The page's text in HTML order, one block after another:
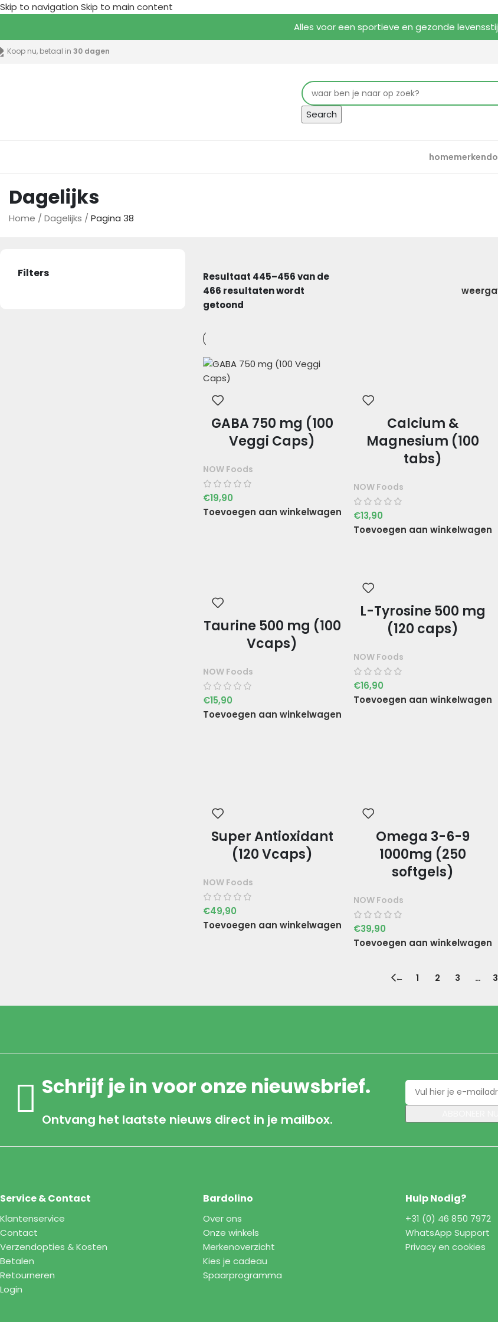
Skip to navigation Skip to main content
Alles voor een sportieve en gezonde
Koop nu, betaal in 30 dagen
Search
homemerken
Dagelijks
Home / Dagelijks / Pagina 38
Filters
Resultaat 445–456 van de
466 resultaten wordt
getoond
GABA 750 mg (100
Veggi Caps)
NOW Foods
€19,90
Toevoegen aan winkelwagen
Calcium &
Magnesium (100
tabs)
NOW Foods
€13,90
Toevoegen aan winkelwagen
Taurine 500 mg (100
Vcaps)
NOW Foods
€15,90
Toevoegen aan winkelwagen
L-Tyrosine 500 mg
(120 caps)
NOW Foods
€16,90
Toevoegen aan winkelwagen
Super Antioxidant
(120 Vcaps)
NOW Foods
€49,90
Toevoegen aan winkelwagen
Omega 3-6-9
1000mg (250
softgels)
NOW Foods
€39,90
Toevoegen aan winkelwagen
← 1 2 3 …
Schrijf je in voor onze nieuwsbrief.
Ontvang het laatste nieuws direct in je mailbox.
Service & Contact
Klantenservice
Contact
Verzendopties & Kosten
Betalen
Retourneren
Login
Bardolino
Over ons
Onze winkels
Merkenoverzicht
Kies je cadeau
Spaarprogramma
Hulp Nodig?
+31 (0) 46 850 7972
WhatsApp Support
Privacy en cookies